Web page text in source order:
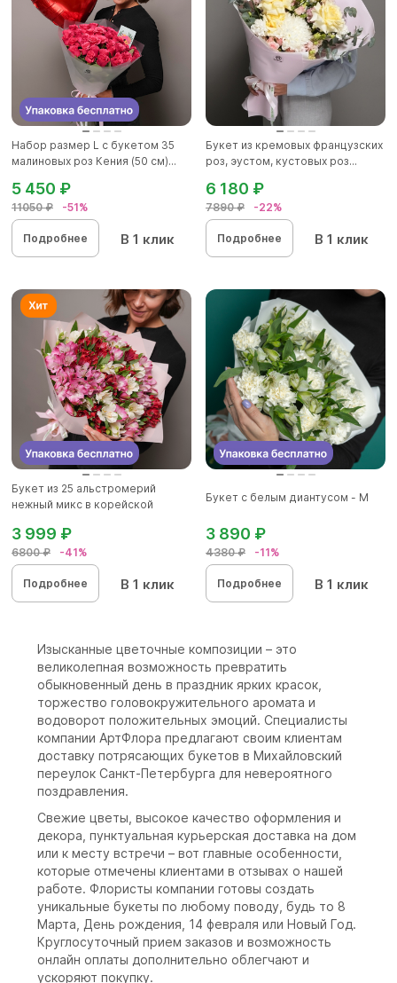
Набор размер L с букетом 35
малиновых роз Кения (50 см)...
11050 ₽ -51%
5 450 ₽
Подробнее В 1 клик
Букет из кремовых французских
роз, эустом, кустовых роз...
7890 ₽ -22%
6 180 ₽
Подробнее В 1 клик
Букет из 25 альстромерий
нежный микс в корейской
6800 ₽ -41%
3 999 ₽
Подробнее В 1 клик
Букет с белым диантусом - M
4380 ₽ -11%
3 890 ₽
Подробнее В 1 клик
Изысканные цветочные композиции – это
великолепная возможность превратить
обыкновенный день в праздник ярких красок,
торжество головокружительного аромата и
водоворот положительных эмоций. Специалисты
компании АртФлора предлагают своим клиентам
доставку потрясающих букетов в Михайловский
переулок Санкт-Петербурга для невероятного
поздравления.
Свежие цветы, высокое качество оформления и
декора, пунктуальная курьерская доставка на дом
или к месту встречи – вот главные особенности,
которые отмечены клиентами в отзывах о нашей
работе. Флористы компании готовы создать
уникальные букеты по любому поводу, будь то 8
Марта, День рождения, 14 февраля или Новый Год.
Круглосуточный прием заказов и возможность
онлайн оплаты дополнительно облегчают и
ускоряют покупку.